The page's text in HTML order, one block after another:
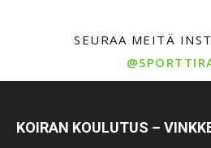
SEURAA MEITÄ
KOIRAN KOULUTUS –